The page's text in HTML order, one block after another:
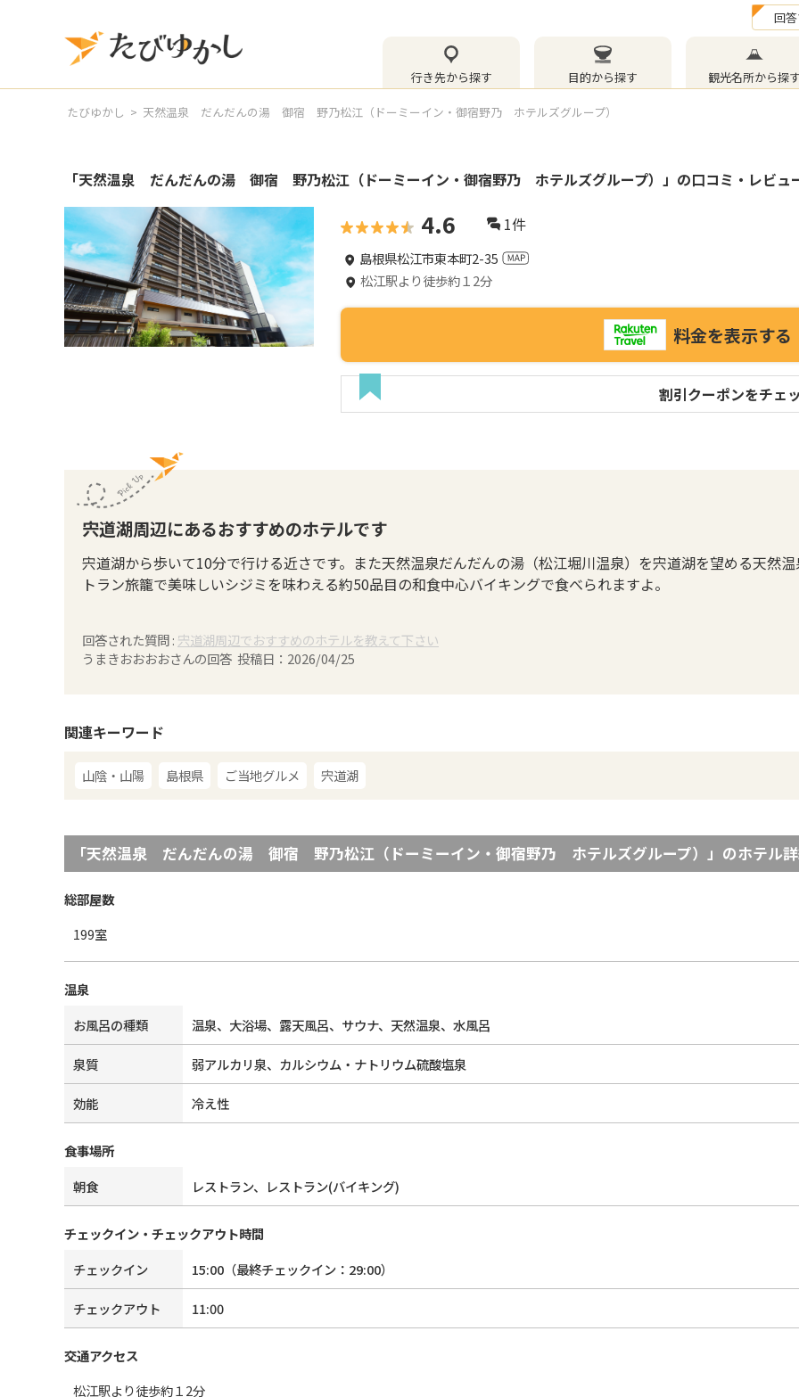
回
行き先から探す 目的から探す 観光名所から探
たびゆかし 天然温泉 だんだんの湯 御宿 野乃松江（ドーミーイン・御宿野乃 ホテルズグループ）
「天然温泉 だんだんの湯 御宿 野乃松江（ドーミーイン・御宿野乃 ホテルズグループ） 」の口コミ・レビュ
4.6 1件
島根県松江市東本町2-35
松江駅より徒歩約１2分
料金を表示する
割引クーポンをチェ
宍道湖周辺にあるおすすめのホテルです
宍道湖から歩いて10分で行ける近さです。また天然温泉だんだんの湯（松江堀川温泉）を宍道湖を望める天然
トラン旅籠で美味しいシジミを味わえる約50品目の和食中心バイキングで食べられますよ。
回答された質問 : 宍道湖周辺でおすすめのホテルを教えて下さい
うまきおおおおさんの回答 投稿日： 2026/04/25
関連キーワード
山陰・山陽 島根県 ご当地グルメ 宍道湖
「天然温泉 だんだんの湯 御宿 野乃松江（ドーミーイン・御宿野乃 ホテルズグループ） 」のホテル
総部屋数
199室
温泉
お風呂の種類
温泉、大浴場、露天風呂、サウナ、天然温泉、水風呂
泉質 弱アルカリ泉、カルシウム・ナトリウム硫酸塩泉
効能 冷え性
食事場所
朝食
レストラン、レストラン(バイキング)
チェックイン・チェックアウト時間
チェックイン
15:00 （最終チェックイン： 29:00）
チェックアウト 11:00
交通アクセス
松江駅より徒歩約１2分